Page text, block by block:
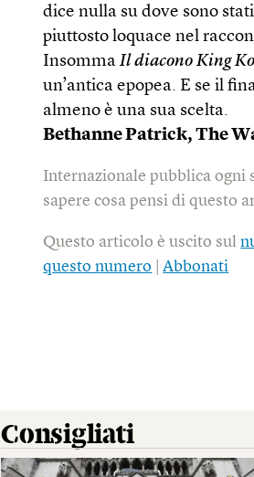
dice nulla su dove sono
piuttosto loquace nel
InsommaIl diacono King
un’antica epopea. E se il
almeno è una sua scelta.
Bethanne Patrick, The
Internazionale pubblica ogni
sapere cosa pensi di questo
Questo articolo è uscito sul
questo numero |Abbonati
Consigliati